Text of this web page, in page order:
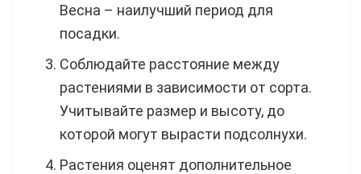
Весна – наилучший период для
посадки.
Соблюдайте расстояние между
растениями в зависимости от сорта.
Учитывайте размер и высоту, до
которой могут вырасти подсолнухи.
Растения оценят дополнительное